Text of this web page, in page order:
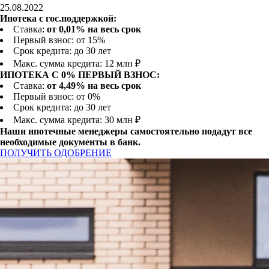
25.08.2022
Ипотека с гос.поддержкой:
Ставка: от 0,01% на весь срок
Первый взнос: от 15%
Срок кредита: до 30 лет
Макс. сумма кредита: 12 млн ₽
ИПОТЕКА С 0% ПЕРВЫЙ ВЗНОС:
Ставка: от 4,49% на весь срок
Первый взнос: от 0%
Срок кредита: до 30 лет
Макс. сумма кредита: 30 млн ₽
Наши ипотечные менеджеры самостоятельно подадут все
необходимые документы в банк.
ПОЛУЧИТЬ ОДОБРЕНИЕ